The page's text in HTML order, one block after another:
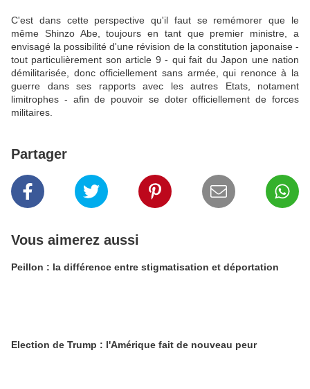
C'est dans cette perspective qu'il faut se remémorer que le
même Shinzo Abe, toujours en tant que premier ministre, a
envisagé la possibilité d'une révision de la constitution japonaise -
tout particulièrement son article 9 - qui fait du Japon une nation
démilitarisée, donc officiellement sans armée, qui renonce à la
guerre dans ses rapports avec les autres Etats, notament
limitrophes - afin de pouvoir se doter officiellement de forces
militaires.
Partager
Vous aimerez aussi
Peillon : la différence entre stigmatisation et déportation
Election de Trump : l'Amérique fait de nouveau peur